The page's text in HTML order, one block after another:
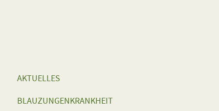
AKTUELLES
BLAUZUNGENKRANKHEIT